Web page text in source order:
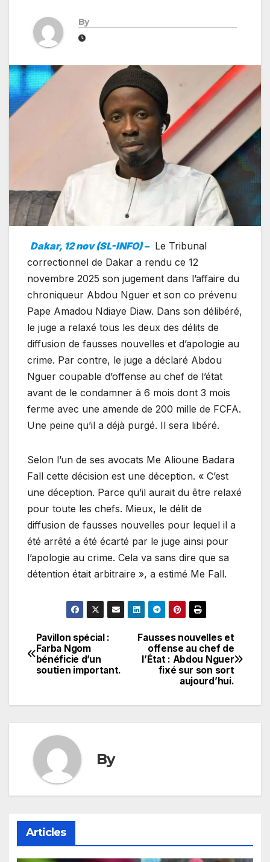
By
Dakar, 12 nov (SL-INFO) – Le Tribunal
correctionnel de Dakar a rendu ce 12
novembre 2025 son jugement dans l’affaire du
chroniqueur Abdou Nguer et son co prévenu
Pape Amadou Ndiaye Diaw. Dans son délibéré,
le juge a relaxé tous les deux des délits de
diffusion de fausses nouvelles et d’apologie au
crime. Par contre, le juge a déclaré Abdou
Nguer coupable d’offense au chef de l’état
avant de le condamner à 6 mois dont 3 mois
ferme avec une amende de 200 mille de FCFA.
Une peine qu’il a déjà purgé. Il sera libéré.
Selon l’un de ses avocats Me Alioune Badara
Fall cette décision est une déception. « C’est
une déception. Parce qu’il aurait du être relaxé
pour toute les chefs. Mieux, le délit de
diffusion de fausses nouvelles pour lequel il a
été arrêté a été écarté par le juge ainsi pour
l’apologie au crime. Cela va sans dire que sa
détention était arbitraire », a estimé Me Fall.
Navigation
de
Fausses nouvelles et
offense au chef de
l’État : Abdou Nguer
fixé sur son sort
aujourd’hui.
Pavillon spécial :
Farba Ngom
bénéficie d’un
soutien important.
By
Articles